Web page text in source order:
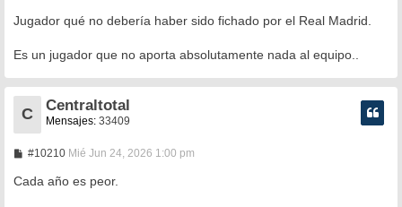
n
s
j
Jugador qué no debería haber sido fichado por el Real Madrid.
Es un jugador que no aporta absolutamente nada al equipo..
C
Centraltotal
Mensajes: 33409
#10210M
n
Mié Jun 24, 2026 1:00 pm
Cada año es peor.